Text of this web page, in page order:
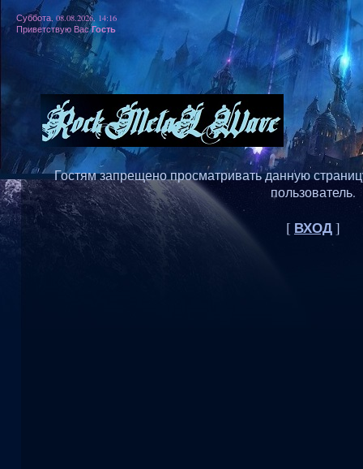
Суббота, 08.08.2026, 14:16
Приветствую Вас Гость
Гостям запрещено просматривать данную
пользователь.
[ ВХОД]